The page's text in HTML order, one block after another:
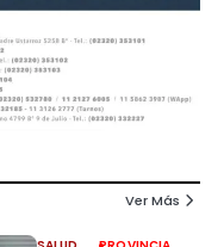
Ver Más